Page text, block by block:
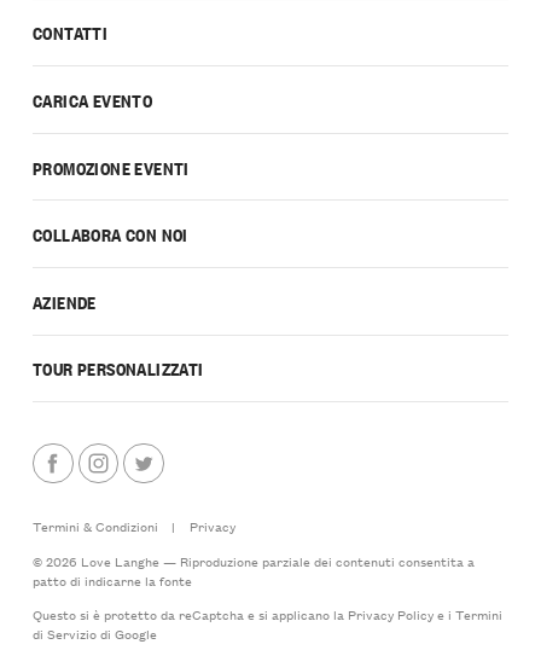
CONTATTI
CARICA EVENTO
PROMOZIONE EVENTI
COLLABORA CON NOI
AZIENDE
TOUR PERSONALIZZATI
Termini & Condizioni |
Privacy
© 2026 Love Langhe — Riproduzione parziale dei contenuti consentita a
patto di indicarne la fonte
Questo si è protetto da reCaptcha e si applicano la Privacy Policye i Termini
di Serviziodi Google